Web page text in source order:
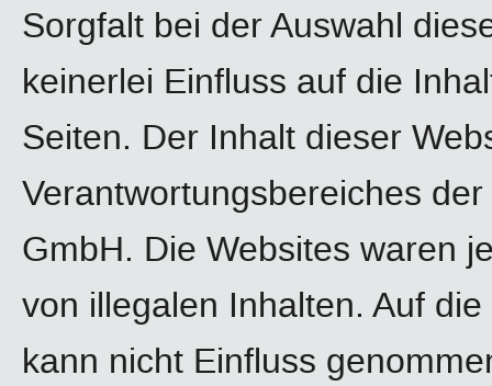
Sorgfalt bei der Auswahl
keinerlei Einfluss auf die
Seiten. Der Inhalt dieser
Verantwortungsbereiches
GmbH. Die Websites waren
von illegalen Inhalten. Auf
kann nicht Einfluss